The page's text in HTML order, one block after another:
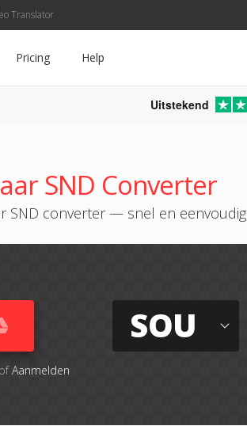
Translator
Pricing Help
Uitstekend
SND Converter
SND converter — snel en eenvoudig
Aanmelden
SOU